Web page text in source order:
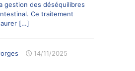
gestion des déséquilibres
Ce traitement
[…]
14/11/2025